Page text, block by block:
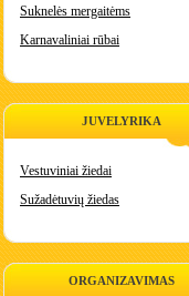
Suknelės mergaitėms
Karnavaliniai rūbai
JUVELYRIKA
Vestuviniai žiedai
Sužadėtuvių žiedas
ORGANIZAVIMAS